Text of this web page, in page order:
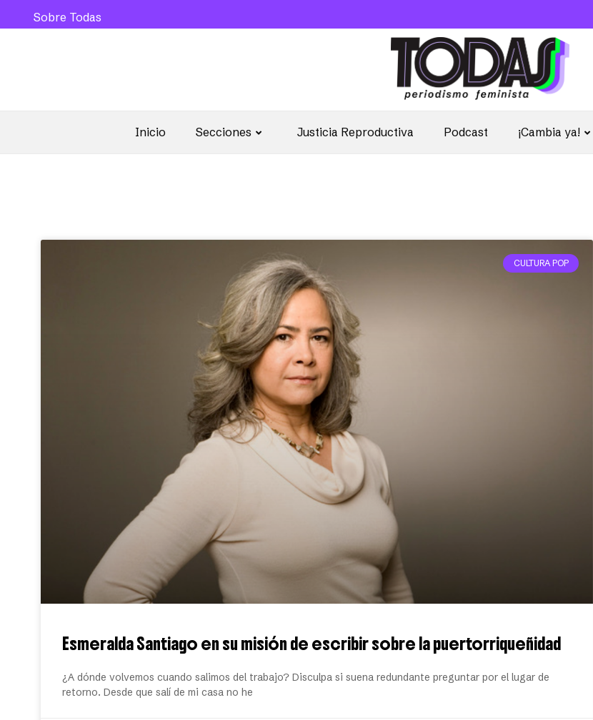
Inicio Secciones Justicia Reproductiva Podcast ¡Cambia ya!
Sobre Todas
CULTURA POP
Esmeralda Santiago en su misión de escribir sobre la puertorriqueñidad
¿A dónde volvemos cuando salimos del trabajo? Disculpa si suena redundante preguntar por el lugar de
retorno. Desde que salí de mi casa no he